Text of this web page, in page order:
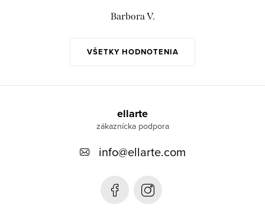
VŠETKY HODNOTENIA
Barbora V.
ellarte
info@ellarte.com